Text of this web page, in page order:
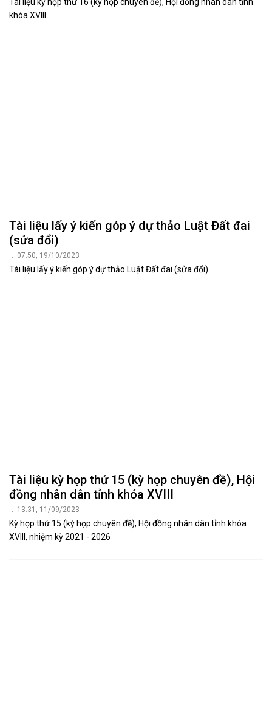
Tài liệu kỳ họp thứ 16 (kỳ họp chuyên đề), Hội đồng nhân dân tỉnh
khóa XVIII
Tài liệu lấy ý kiến góp ý dự thảo Luật Đất đai
(sửa đổi)
07:50, 19/10/2023
Tài liệu lấy ý kiến góp ý dự thảo Luật Đất đai (sửa đổi)
Tài liệu kỳ họp thứ 15 (kỳ họp chuyên đề), Hội
đồng nhân dân tỉnh khóa XVIII
13:31, 11/09/2023
Kỳ họp thứ 15 (kỳ họp chuyên đề), Hội đồng nhân dân tỉnh khóa
XVIII, nhiệm kỳ 2021 - 2026